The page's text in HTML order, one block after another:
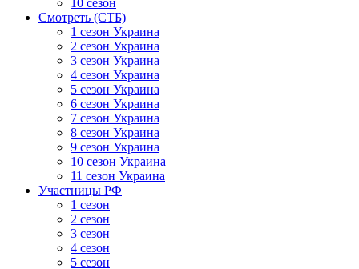
10 сезон
Смотреть (СТБ)
1 сезон Украина
2 сезон Украина
3 сезон Украина
4 сезон Украина
5 сезон Украина
6 сезон Украина
7 сезон Украина
8 сезон Украина
9 сезон Украина
10 сезон Украина
11 сезон Украина
Участницы РФ
1 сезон
2 сезон
3 сезон
4 сезон
5 сезон